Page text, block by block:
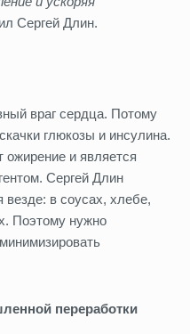
Сергей Длин.
враг сердца. Потому
глюкозы и инсулина.
ожирение и является
Сергей Длин
везде: в соусах, хлебе,
Поэтому нужно
переработки